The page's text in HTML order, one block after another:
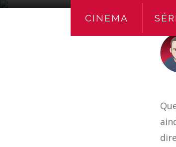
CINEMA